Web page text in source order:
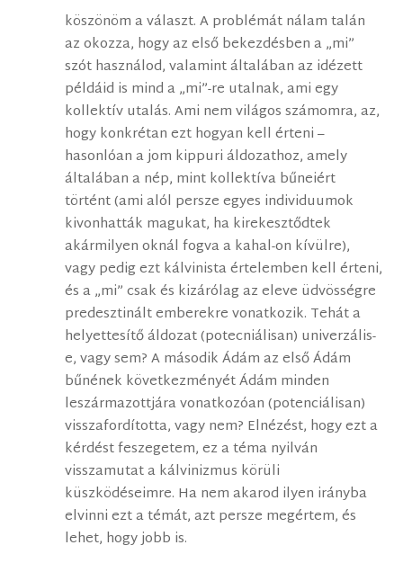
köszönöm a választ. A problémát nálam talán
az okozza, hogy az első bekezdésben a „mi”
szót használod, valamint általában az idézett
példáid is mind a „mi”-re utalnak, ami egy
kollektív utalás. Ami nem világos számomra, az,
hogy konkrétan ezt hogyan kell érteni –
hasonlóan a jom kippuri áldozathoz, amely
általában a nép, mint kollektíva bűneiért
történt (ami alól persze egyes individuumok
kivonhatták magukat, ha kirekesztődtek
akármilyen oknál fogva a kahal-on kívülre),
vagy pedig ezt kálvinista értelemben kell érteni,
és a „mi” csak és kizárólag az eleve üdvösségre
predesztinált emberekre vonatkozik. Tehát a
helyettesítő áldozat (potecniálisan) univerzális-
e, vagy sem? A második Ádám az első Ádám
bűnének következményét Ádám minden
leszármazottjára vonatkozóan (potenciálisan)
visszafordította, vagy nem? Elnézést, hogy ezt a
kérdést feszegetem, ez a téma nyilván
visszamutat a kálvinizmus körüli
küszködéseimre. Ha nem akarod ilyen irányba
elvinni ezt a témát, azt persze megértem, és
lehet, hogy jobb is.